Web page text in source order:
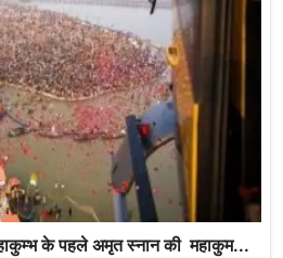
के पहले अमृत स्नान की महाकुम...